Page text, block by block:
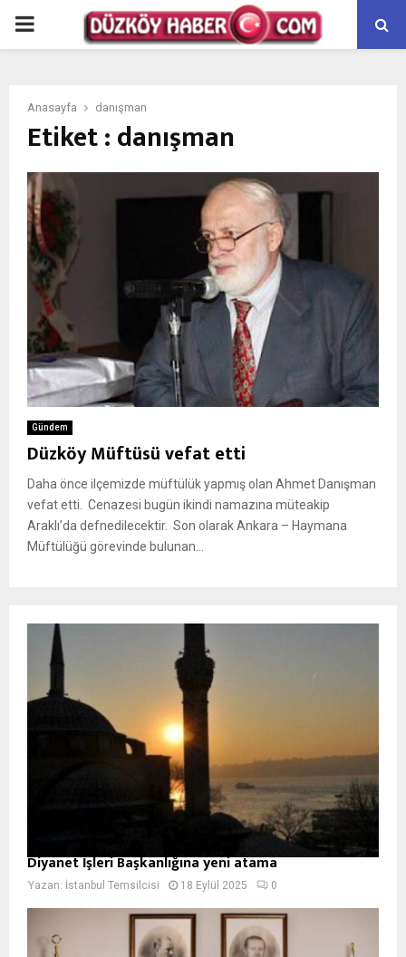
PRIMARY
Anasayfa danışman
Etiket : danışman
Gündem
Düzköy Müftüsü vefat etti
Daha önce ilçemizde müftülük yapmış olan Ahmet Danışman
vefat etti. Cenazesi bugün ikindi namazına müteakip
Araklı’da defnedilecektir. Son olarak Ankara – Haymana
Müftülüğü görevinde bulunan...
Diyanet İşleri Başkanlığına yeni atama
Yazan: İstanbul Temsilcisi 18 Eylül 2025 0